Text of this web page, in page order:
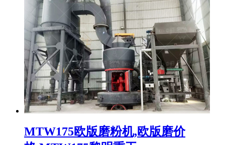
MTW175欧版磨粉机,欧版磨价